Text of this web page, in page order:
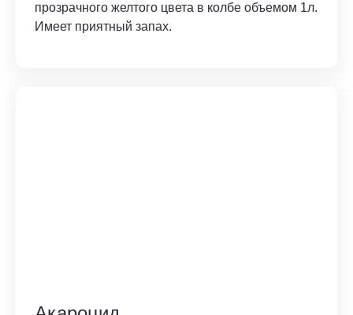
прозрачного желтого цвета в колбе объемом 1л.
Имеет приятный запах.